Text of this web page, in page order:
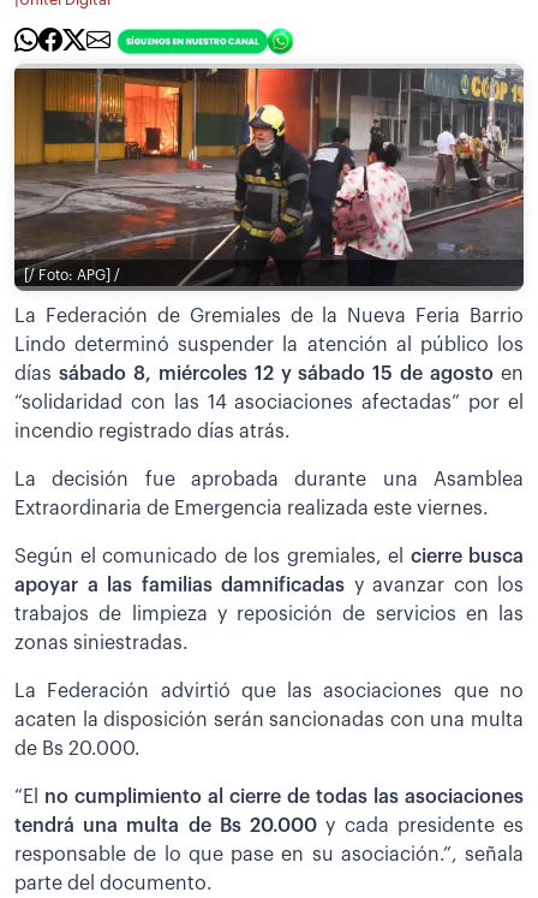
[/ Foto: APG] /
La Federación de Gremiales de la Nueva Feria Barrio
Lindo determinó suspender la atención al público los
días sábado 8, miércoles 12 y sábado 15 de agosto en
“solidaridad con las 14 asociaciones afectadas” por el
incendio registrado días atrás.
La decisión fue aprobada durante una Asamblea
Extraordinaria de Emergencia realizada este viernes.
Según el comunicado de los gremiales, el cierre busca
apoyar a las familias damnificadas y avanzar con los
trabajos de limpieza y reposición de servicios en las
zonas siniestradas.
La Federación advirtió que las asociaciones que no
acaten la disposición serán sancionadas con una multa
de Bs 20.000.
“El
no cumplimiento al cierre de todas las asociaciones
tendrá una multa de Bs 20.000y cada presidente es
responsable de lo que pase en su asociación.”, señala
parte del documento.